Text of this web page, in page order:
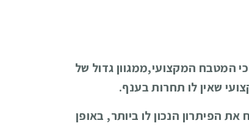
המטבח המקצועי,ממגוון גדול של
שאין לו תחרות בענף.
הפיתרון הנכון לו ביותר, באופן